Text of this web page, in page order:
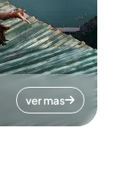
ver mas